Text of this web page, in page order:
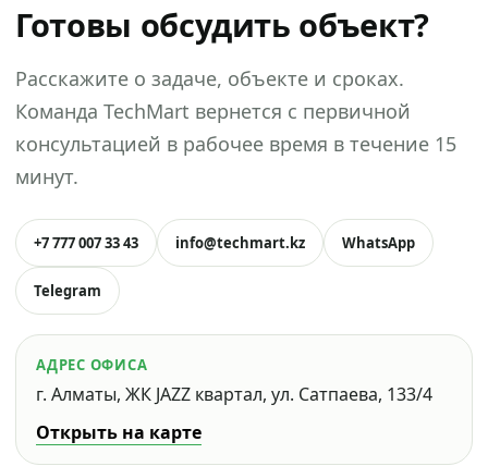
Готовы обсудить объект?
Расскажите о задаче, объекте и сроках.
Команда TechMart вернется с первичной
консультацией в рабочее время в течение 15
минут.
+7 777 007 33 43 info@techmart.kz WhatsApp
Telegram
АДРЕС ОФИСА
г. Алматы, ЖК JAZZ квартал, ул. Сатпаева, 133/4
Открыть на карте